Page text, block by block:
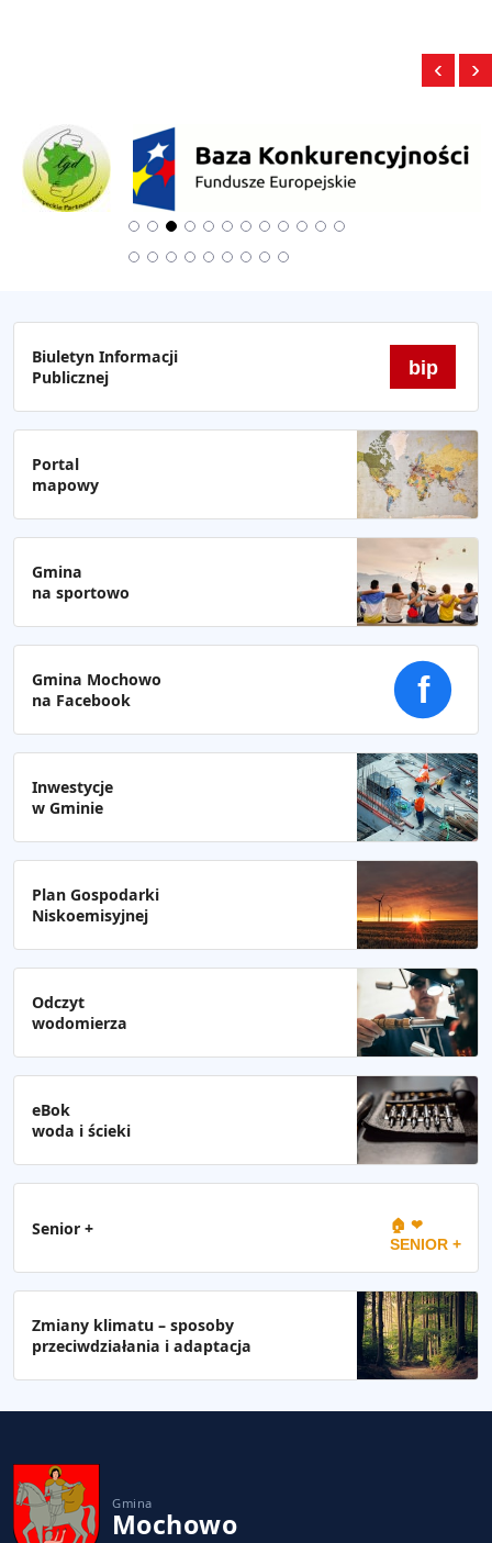
‹ ›
Biuletyn Informacji
Publicznej
bip
Portal
mapowy
Gmina
na sportowo
Gmina Mochowo
na Facebook
f
Inwestycje
w Gminie
Plan Gospodarki
Niskoemisyjnej
Odczyt
wodomierza
eBok
woda i ścieki
Senior + 🏠 ❤
SENIOR +
Zmiany klimatu – sposoby
przeciwdziałania i adaptacja
Gmina
Mochowo